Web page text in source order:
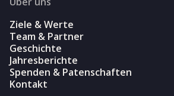
Ziele & Werte
Team & Partner
Geschichte
Jahresberichte
Spenden & Patenschaften
Kontakt